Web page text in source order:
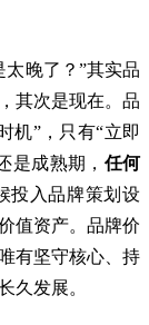
晚了？”其实品
其次是现在。品
机”，只有“立即
成熟期， 任何
投入品牌策划设
值资产。品牌价
有坚守核心、持
久发展。